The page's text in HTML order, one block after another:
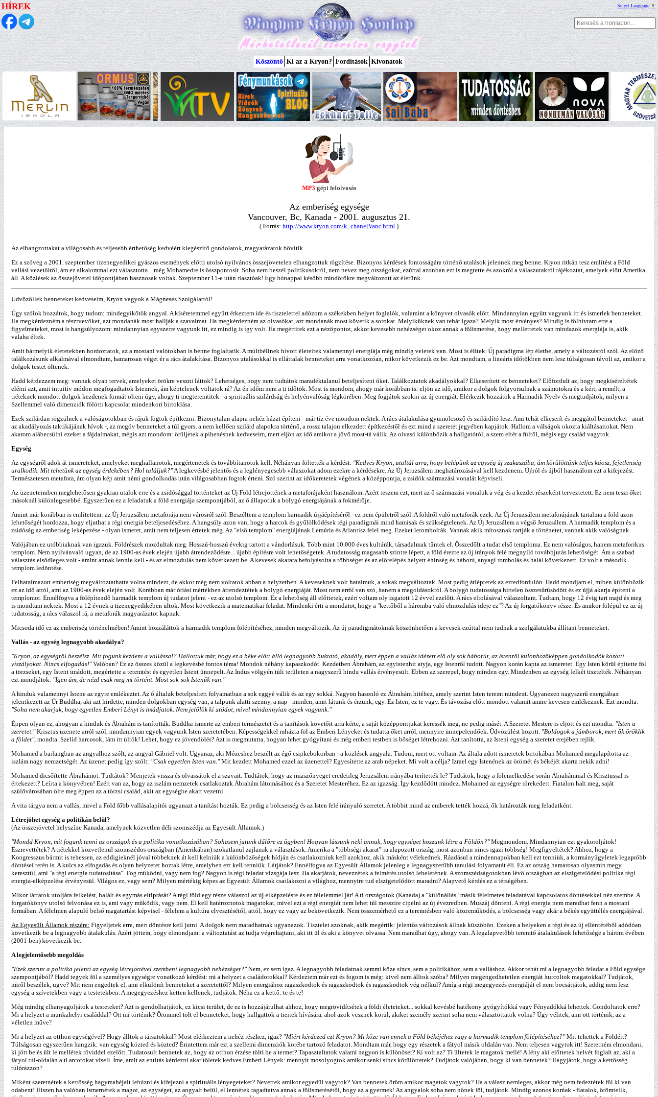
HÍREK Select Language ▼
Köszöntő Ki az a Kryon? Fordítások Kivonatok
MP3 gépi felolvasás
Az emberiség egysége
Vancouver, Bc, Kanada - 2001. augusztus 21.
( Forrás: http://www.kryon.com/k_chanelVanc.html )
Az elhangzottakat a világosabb és teljesebb érthetőség kedvéért kiegészítő gondolatok, magyarázatok bővítik.
Ez a szöveg a 2001. szeptember tizenegyedikei gyászos események előtti utolsó nyilvános összejövetelen elhangzottak rögzítése. Bizonyos kérdések fontosságára történő utalások jelennek meg benne. Kryon ritkán tesz említést a Föld
vallási vezetőiről, ám ez alkalommal ezt választotta... még Mohamedre is összpontosít. Soha nem beszél politikusokról, nem nevez meg országokat, ezúttal azonban ezt is megtette és azokról a válaszutakról tájékoztat, amelyek előtt Amerika
áll. A közlések az összejövetel időpontjában hasznosak voltak. Szeptember 11-e után riasztóak! Egy hónappal később mindörökre megváltozott az életünk.
Üdvözöllek benneteket kedveseim, Kryon vagyok a Mágneses Szolgálattól!
Úgy szólok hozzátok, hogy tudom: mindegyikőtök angyal. A kíséretemmel együtt érkeztem ide és tisztelettel adózom a székekben helyet foglalók, valamint a könyvet olvasók előtt. Mindannyian együtt vagyunk itt és ismerlek benneteket.
Ha megkérdezném a résztvevőket, azt mondanák most hallják a szavaimat. Ha megkérdezném az olvasókat, azt mondanák most követik a sorokat. Melyiküknek van tehát igaza? Melyik most érvényes? Mindig is fölhívtam erre a
figyelmeteket, most is hangsúlyozom: mindannyian egyszerre vagyunk itt, ez mindig is így volt. Ha megértitek ezt a nézőpontot, akkor kevesebb nehézséget okoz annak a fölismerése, hogy mellettetek van mindazok energiája is, akik
valaha éltek.
Amit bármelyik életetekben hordoztatok, az a mostani valótokban is benne foglaltatik. A múltbélinek hívott életeitek valamennyi energiája még mindig veletek van. Most is élitek. Új paradigma lép életbe, amely a változásról szól. Az előző
találkozásunk alkalmával elmondtam, hamarosan véget ér a rács átalakítása. Bizonyos utalásokkal is elláttalak benneteket arra vonatkozóan, mikor következik ez be. Azt mondtam, a lineáris időtökben nem lesz túlságosan távoli az, amikor a
dolgok testet öltenek.
Hadd kérdezzem meg: vannak olyan tervek, amelyeket örökre veszni láttok? Lehetséges, hogy nem tudtátok maradéktalanul beteljesíteni őket. Találkoztatok akadályokkal? Elkeserített ez benneteket? Előfordult az, hogy megkíséreltétek
elérni azt, amit intuitív módon megfogadtatok Istennek, ám képtelenek voltatok rá? Az én időm nem a ti időtök. Most is mondom, ahogy már korábban is: eljön az idő, amikor a dolgok fölgyorsulnak a számotokra és a kért, a remélt, a
tiéteknek mondott dolgok kezdenek formát ölteni úgy, ahogy ti megteremtitek - a spirituális szilárdság és helyénvalóság légkörében. Meg fogjátok szokni az új energiát. Elérkezik hozzátok a Harmadik Nyelv és megtudjátok, milyen a
Szellemmel való dimenziók fölötti kapcsolat mindenkori birtoklása.
Ezek szilárdan rögzülnek a valóságotokban és rájuk fogtok építkezni. Bizonytalan alapra nehéz házat építeni - már tíz éve mondom nektek. A rács átalakulása gyümölcsöző és szilárdító lesz. Ami tehát elkeserít és meggátol benneteket - amit
az akadályozás taktikájának hívok -, az megóv benneteket a túl gyors, a nem kellően szilárd alapokra történő, a rossz talajon elkezdett építkezéstől és ezt mind a szeretet jegyében kapjátok. Hallom a válságok okozta kiáltásaitokat. Nem
akarom alábecsülni ezeket a fájdalmakat, mégis azt mondom: örüljetek a pihenésnek kedveseim, mert eljön az idő amikor a jövő most-tá válik. Az olvasó különbözik a hallgatótól, a szem eltér a fültől, mégis egy család vagytok.
Egység
Az egységről adok át ismereteket, amelyeket meghallanotok, megértenetek és továbbítanotok kell. Néhányan föltették a kérdést: "Kedves Kryon, utaltál arra, hogy belépünk az egység új szakaszába, ám körülöttünk teljes káosz, fejetlenség
uralkodik. Mit tehetünk az egység érdekében? Hol találjuk?"A legkevésbé jelentős és a leglényegesebb válaszokat adom ezekre a kérdésekre. Az Új Jeruzsálem meghatározásával kell kezdenem. Újból és újból használom ezt a kifejezést.
Természetesen metafora, ám olyan kép amit némi gondolkodás után világosabban fogtok érteni. Szó szerint az időkeretetek végének a középpontja, a zsidók származási vonalát képviseli.
Az üzeneteimben meglehetősen gyakran utalok erre és a zsidósággal történteket az Új Föld létrejöttének a metaforájaként használom. Azért teszem ezt, mert az ő származási vonaluk a vég és a kezdet részeként terveztetett. Ez nem teszi őket
másoknál különlegesebbé. Egyszerűen ez a feladatuk a föld energiája szempontjából, az ő állapotuk a bolygó energiájának a fokmérője.
Amint már korábban is említettem: az Új Jeruzsálem metaforája nem városról szól. Beszéltem a templom harmadik újjáépítéséről - ez nem épületről szól. A földről való metaforák ezek. Az Új Jeruzsálem metaforájának tartalma a föld azon
lehetőségét hordozza, hogy eljuthat a régi energia beteljesedéséhez. A hangsúly azon van, hogy a harcok és gyűlölködések régi paradigmái mind hamisak és szükségtelenek. Az Új Jeruzsálem a végső Jeruzsálem. A harmadik templom és a
zsidóság az emberiség leképezése - olyan ismeret, amit nem teljesen értetek még. Az "első templom" energiájának Lemúria és Atlantisz felel meg. Ezeket lerombolták. Vannak akik mítosznak tartják a történetet, vannak akik valóságnak.
Valójában ez utóbbiaknak van igazuk. Földrészek mozdultak meg. Hosszú-hosszú évekig tartott a vándorlásuk. Több mint 10.000 éves kultúrák, társadalmak tűntek el. Összedőlt a tudat első temploma. Ez nem valóságos, hanem metaforikus
templom. Nem nyilvánvaló ugyan, de az 1900-as évek elején újabb átrendeződésre... újabb építésre volt lehetőségetek. A tudatosság magasabb szintre lépett, a föld érezte az új irányok felé megnyíló továbbjutás lehetőségét. Ám a szabad
választás elsődleges volt - amint annak lennie kell - és az elmozdulás nem következett be. A kevesek akarata befolyásolta a többséget és az előrelépés helyett éhínség és háború, anyagi rombolás és halál következett. Ez volt a második
templom ledöntése.
Felhatalmazott emberiség megváltoztathatta volna mindezt, de akkor még nem voltatok abban a helyzetben. A keveseknek volt hatalmuk, a sokak megváltoztak. Most pedig átléptetek az ezredfordulón. Hadd mondjam el, miben különbözik
ez az idő attól, ami az 1900-as évek elején volt. Korábban már óriási mértékben átrendeztétek a bolygó energiáját. Most nem erről van szó, hanem a megoldásokról. A bolygó tudatossága hirtelen összesűrűsödött és ez újjá akarja építeni a
templomot. Ennélfogva a fölépítendő harmadik templom új tudatot jelent - ez az utolsó templom. Ez a lehetőség áll előttetek, ezért voltam oly izgatott 12 évvel ezelőtt. A rács eltolásával válaszoltam. Tudtam, hogy 12 évig tart majd és meg
is mondtam nektek. Most a 12 évnek a tizenegyedikében ültök. Most következik a matematikai feladat. Mindenki érti a mondatot, hogy a "kettőből a háromba való elmozdulás ideje ez"? Az új forgatókönyv része. És amikor fölépül ez az új
tudatosság, a rács válaszol rá, a metaforák magyarázatot kapnak.
Micsoda idő ez az emberiség történelmében! Amint hozzáláttok a harmadik templom fölépítéséhez, minden megváltozik. Az új paradigmátoknak köszönhetően a kevesek ezúttal nem tudnak a szolgálatukba állítani benneteket.
Vallás - az egység legnagyobb akadálya?
"Kryon, az egységről beszélsz. Mit fogunk kezdeni a vallással? Hallottuk már, hogy ez a béke előtt álló legnagyobb buktató, akadály, mert éppen a vallás idézett elő oly sok háborút, az Istenről különbözőképpen gondolkodók közötti
viszályokat. Nincs elfogadás!"Valóban? Ez az összes közül a legkevésbé fontos téma! Mondok néhány kapaszkodót. Kezdetben Ábrahám, az egyistenhit atyja, egy Istenről tudott. Nagyon korán kapta az ismeretet. Egy Isten körül építette föl
a törzseket, egy Istent imádott, megértette a teremtést és egyetlen Istent ünnepelt. Az Indus völgyén túli területen a nagyszerű hindu vallás érvényesült. Ebben az szerepel, hogy minden egy. Mindenben az egység lelkét tisztelték. Néhányan
ezt mondjátok: "Igen ám, de nézd csak meg mi történt. Most sok-sok Istenük van."
A hinduk valamennyi Istene az egyre emlékeztet. Az ő általuk beteljesített folyamatban a sok eggyé válik és az egy sokká. Nagyon hasonló ez Ábrahám hitéhez, amely szerint Isten teremt mindent. Ugyanezen nagyszerű energiában
jelentkezett az Úr Buddha, aki azt hirdette, minden dolgokban egység van, a talpunk alatti szenny, a nap - minden, amit látunk és érzünk, egy. Ez Isten, ez te vagy. És távozása előtt mondott valamit amire kevesen emlékeznek. Ezt mondta:
"Soha nem akarjuk, hogy egyetlen Emberi Lényt is imádjatok. Nem jelölök ki utódot, mivel mindannyian egyek vagyunk."
Éppen olyan ez, ahogyan a hinduk és Ábrahám is tanították. Buddha ismerte az emberi természetet és a tanítások követőit arra kérte, a saját középpontjukat keressék meg, ne pedig másét. A Szeretet Mestere is eljött és ezt mondta: "Isten a
szeretet."Krisztus üzenete arról szól, mindannyian egyek vagyunk Isten szeretetében. Képességekkel ruházta föl az Emberi Lényeket és tudatta őket arról, mennyire ünnepelendőek. Üdvözülést hozott. "Boldogok a jámborok, mert ők öröklik
a földet", mondta. Szelíd harcosok, lám itt ültök! Lehet, hogy ez jövendölés? Azt is megmutatta, hogyan lehet gyógyítani és még emberi testben is bőséget létrehozni. Azt tanította, az Isteni egység a szeretet erejében rejlik.
Mohamed a barlangban az angyalhoz szólt, az angyal Gábriel volt. Ugyanaz, aki Mózeshez beszélt az égő csipkebokorban - a közlések angyala. Tudom, mert ott voltam. Az általa adott ismeretek birtokában Mohamed megalapította az
iszlám nagy nemzetségét. Az üzenet pedig így szólt: "Csak egyetlen Isten van."Mit kezdett Mohamed ezzel az üzenettel? Egyesítette az arab népeket. Mi volt a célja? Izrael egy Istenének az örömét és békéjét akarta nekik adni!
Mohamed dicsőítette Ábrahámot. Tudtátok? Menjetek vissza és olvassátok el a szavait. Tudtátok, hogy az imaszőnyeget eredetileg Jeruzsálem irányába terítették le? Tudtátok, hogy a fölemelkedése során Ábrahámmal és Krisztussal is
értekezett? Leírta a könyvében! Ezért van az, hogy az iszlám nemzetek csatlakoztak Ábrahám látomásához és a Szeretet Mesteréhez. Ez az igazság. Így kezdődött mindez. Mohamed az egységre törekedett. Fiatalon halt meg, saját
szülővárosában ölte meg éppen az a törzsi család, akit az egységbe akart vezetni.
A vita tárgya nem a vallás, mivel a Föld főbb vallásalapítói ugyanazt a tanítást hozták. Ez pedig a bölcsesség és az Isten felé irányuló szeretet. A többit mind az emberek tették hozzá, ők határozták meg feladatként.
Létrejöhet egység a politikán belül?
(Az összejövetel helyszíne Kanada, amelynek közvetlen déli szomszédja az Egyesült Államok.)
"Mondd Kryon, mit fogunk tenni az országok és a politika vonatkozásában? Sohasem jutunk dűlőre ez ügyben! Hogyan lássunk neki annak, hogy egységet hozzunk létre a Földön?"Megmondom. Mindannyian ezt gyakoroljátok!
Észrevettétek? A tiétekkel közvetlenül szomszédos országban (Amerikában) szokatlanul zajlanak a választások. Amerika a "többségi akarat"-ra alapozott ország, most azonban nincs igazi többség! Megfigyeltétek? Ahhoz, hogy a
Kongresszus bármit is tehessen, az eddigieknél jóval többeknek át kell kelniük a különbözőségek hídján és csatlakozniuk kell azokhoz, akik másként vélekednek. Ráadásul a mindennapokban kell ezt tenniük, a kormányügyletek legapróbb
döntései terén is. A kulcs az elfogadás és olyan helyzetet hoztak létre, amelyben ezt kell tenniük. Látjátok? Ennélfogva az Egyesült Államok jelenleg a legnagyszerűbb tanulási folyamatát éli. Ez az ország hamarosan olyasmin megy
keresztül, ami "a régi energia tudatosítása". Fog működni, vagy nem fog? Nagyon is régi feladat vizsgája lesz. Ha akarjátok, nevezzétek a felmérés utolsó leheletének. A szomszédságotokban lévő országban az elszigetelődési politika régi
energia-elképzelése érvényesül. Világos ez, vagy sem? Milyen mértékig képes az Egyesült Államok csatlakozni a világhoz, mennyire tud elszigetelődött maradni? Alapvető kérdés ez a térségében.
Mikor láttatok utoljára felkelést, halált és egymás eltiprását? A régi föld egy része válaszol az új elképzelésre és ez félelemmel jár! A ti országotok (Kanada) a "különállás" másik félelmetes feladatával kapcsolatos döntésekkel néz szembe. A
forgatókönyv utolsó felvonása ez is, ami vagy működik, vagy nem. El kell határoznotok magatokat, mivel ezt a régi energiát nem lehet túl messzire cipelni az új évezredben. Muszáj dönteni. A régi energia nem maradhat fenn a mostani
formában. A félelmen alapuló belső magatartást képvisel - félelem a kultúra elvesztésétől, attól, hogy ez vagy az bekövetkezik. Nem összemérhető ez a teremtésben való közreműködés, a bölcsesség vagy akár a békés együttélés energiájával.
Az Egyesült Államok részére: Figyeljetek erre, mert döntésre kell jutni. A dolgok nem maradhatnak ugyanazok. Tisztelet azoknak, akik megértik: jelentős változások állnak küszöbön. Ezeken a helyeken a régi és az új ellentétéből adódóan
következik be a legnagyobb átalakulás. Azért jöttem, hogy elmondjam: a változtatást az tudja végrehajtani, aki itt ül és aki a könyvet olvassa. Nem maradhat úgy, ahogy van. A legalapvetőbb teremtő átalakulások lehetősége a három évében
(2001-ben) következik be.
A legjelentősebb megoldás
"Ezek szerint a politika jelenti az egység létrejöttével szembeni legnagyobb nehézséget?"Nem, ez sem igaz. A legnagyobb feladatnak semmi köze sincs, sem a politikához, sem a valláshoz. Akkor tehát mi a legnagyobb feladat a Föld egysége
szempontjából? Hadd tegyek föl a személyes egységre vonatkozó kérdést: mi a helyzet a családotokkal? Kérdeztem már ezt és fogom is még: kivel nem álltok szóba? Milyen megengedhetetlen energiát hurcoltok magatokkal? Tudjátok,
miről beszélek, ugye? Mit nem engedtek el, ami elkülönít benneteket a szeretettől? Milyen energiához ragaszkodtok és ragaszkodtok és ragaszkodtok vég nélkül? Amíg a régi megegyezés energiáját el nem bocsátjátok, addig nem lesz
egység a szívetekben vagy a testetekben. A megegyezéshez ketten kellenek, tudjátok. Néha ez a kettő: te és te!
Még mindig elhanyagoljátok a testeteket? Azt is gondolhatjátok, ez kicsi terület, de ez is hozzájárulhat ahhoz, hogy megrövidítsétek a földi életeteket... sokkal kevésbé hatékony gyógyítókká vagy Fényadókká lehettek. Gondoltatok erre?
Mi a helyzet a munkahelyi családdal? Ott mi történik? Örömmel tölt el benneteket, hogy hallgattok a tieitek hívására, ahol azok vesznek körül, akiket személy szerint soha nem választottatok volna? Úgy vélitek, ami ott történik, az a
véletlen műve?
Mi a helyzet az otthon egységével? Hogy álltok a társatokkal? Most elérkeztem a nehéz részhez, igaz? "Miért kérdezed ezt Kryon? Mi köze van ennek a Föld békéjéhez vagy a harmadik templom fölépítéséhez?"Mit tehettek a Földért?
Túlságosan egyszerűen hangzik: van egység közted és közted? Érintettem már ezt a szellemi dimenziók körébe tartozó feladatot. Mondtam már, hogy egy részetek a fátyol másik oldalán van. Nem teljesen vagytok itt! Szeretném elmondani,
ki jött be és ült le mellétek röviddel ezelőtt. Tudatosult bennetek az, hogy az otthon érzése tölti be a termet? Tapasztaltatok valami nagyon is különöset? Ki volt az? Ti ültetek le magatok mellé! A lény aki előttetek helvét foglalt az, aki a
fátyol túl-oldalán a ti arcotokat viseli. Íme, amit az entitás kérdezni akar tőletek kedves Emberi Lények: mennyit mosolyogtok amikor senki sincs körülöttetek? Tudjátok valójában, hogy ki van bennetek? Hagyjátok, hogy a kettősség
túlórázzon?
Miként szeretnétek a kettősség hagymahéjait lehúzni és kifejezni a spirituális lényegeteket? Nevettek amikor egyedül vagytok? Van bennetek öröm amikor magatok vagytok? Ha a válasz nemleges, akkor még nem fedeztétek föl ki van
odabent! Hiszen ha valóban ismernétek a magot, az egységet, az angyalt belül, el lennétek ragadtatva annak a fölismerésétől, hogy az a gyermek! Az angyalok soha nem nőnek föl, tudjátok. Mindig azonos korúak - fiatalok, örömtelik,